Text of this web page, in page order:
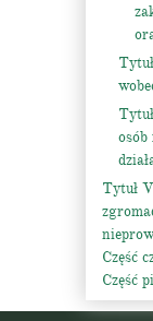
osób
Tytuł
Część
Część